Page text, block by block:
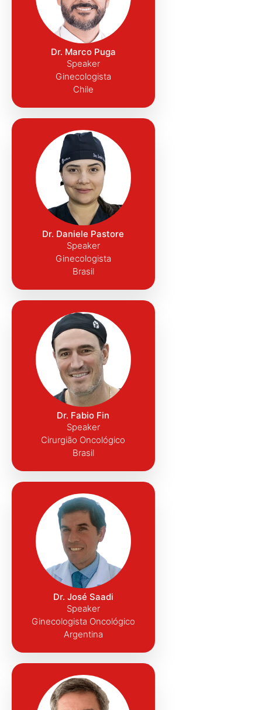
Dr. Marco Puga
Speaker
Ginecologista
Chile
Dr. Daniele Pastore
Speaker
Ginecologista
Brasil
Dr. Fabio Fin
Speaker
Cirurgião Oncológico
Brasil
Dr. José Saadi
Speaker
Ginecologista Oncológico
Argentina